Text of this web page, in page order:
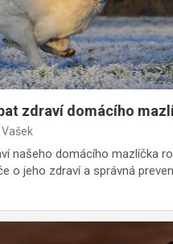
zdraví domácího
Vašek
našeho domácího mazlíčka
o jeho zdraví a správná